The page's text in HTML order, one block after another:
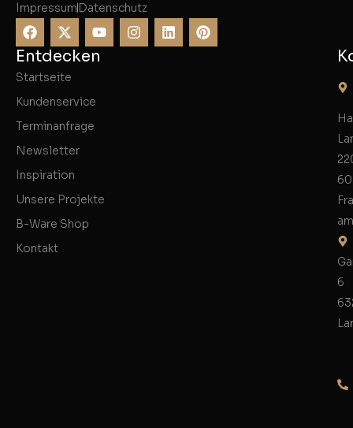
Impressum Datenschutz
Entdecken
Startseite
Kundenservice
Terminanfrage
Newsletter
Inspiration
Unsere Projekte
B-Ware Shop
Kontakt
6